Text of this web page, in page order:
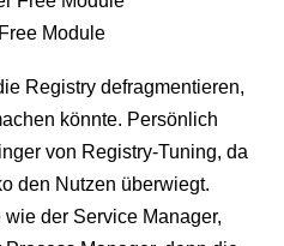
Module
Registry defragmentieren,
könnte. Persönlich
von Registry-Tuning, da
den Nutzen überwiegt.
der Service Manager,